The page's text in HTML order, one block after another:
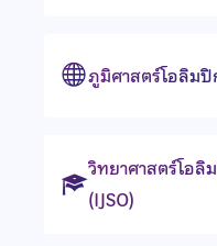
ภูมิศาสตร์โอลิมปิ
วิทยาศาสตร์โอ
(IJSO)